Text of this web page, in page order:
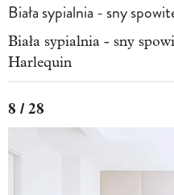
Biała sypialnia - sny
Biała sypialnia - sny
Harlequin
8 / 28